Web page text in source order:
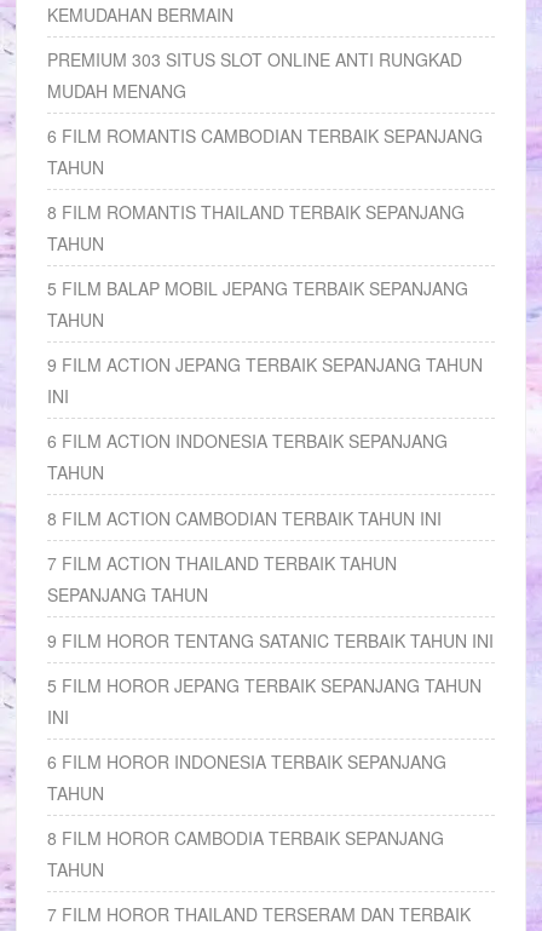
KEMUDAHAN BERMAIN
PREMIUM 303 SITUS SLOT ONLINE ANTI RUNGKAD
MUDAH MENANG
6 FILM ROMANTIS CAMBODIAN TERBAIK SEPANJANG
TAHUN
8 FILM ROMANTIS THAILAND TERBAIK SEPANJANG
TAHUN
5 FILM BALAP MOBIL JEPANG TERBAIK SEPANJANG
TAHUN
9 FILM ACTION JEPANG TERBAIK SEPANJANG TAHUN
INI
6 FILM ACTION INDONESIA TERBAIK SEPANJANG
TAHUN
8 FILM ACTION CAMBODIAN TERBAIK TAHUN INI
7 FILM ACTION THAILAND TERBAIK TAHUN
SEPANJANG TAHUN
9 FILM HOROR TENTANG SATANIC TERBAIK TAHUN INI
5 FILM HOROR JEPANG TERBAIK SEPANJANG TAHUN
INI
6 FILM HOROR INDONESIA TERBAIK SEPANJANG
TAHUN
8 FILM HOROR CAMBODIA TERBAIK SEPANJANG
TAHUN
7 FILM HOROR THAILAND TERSERAM DAN TERBAIK